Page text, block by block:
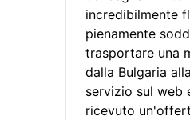
incredibilmente
pienamente
trasportare una
dalla Bulgaria
servizio sul web
ricevuto